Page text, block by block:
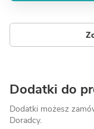
Dodatki do
Dodatki możesz
Doradcy.